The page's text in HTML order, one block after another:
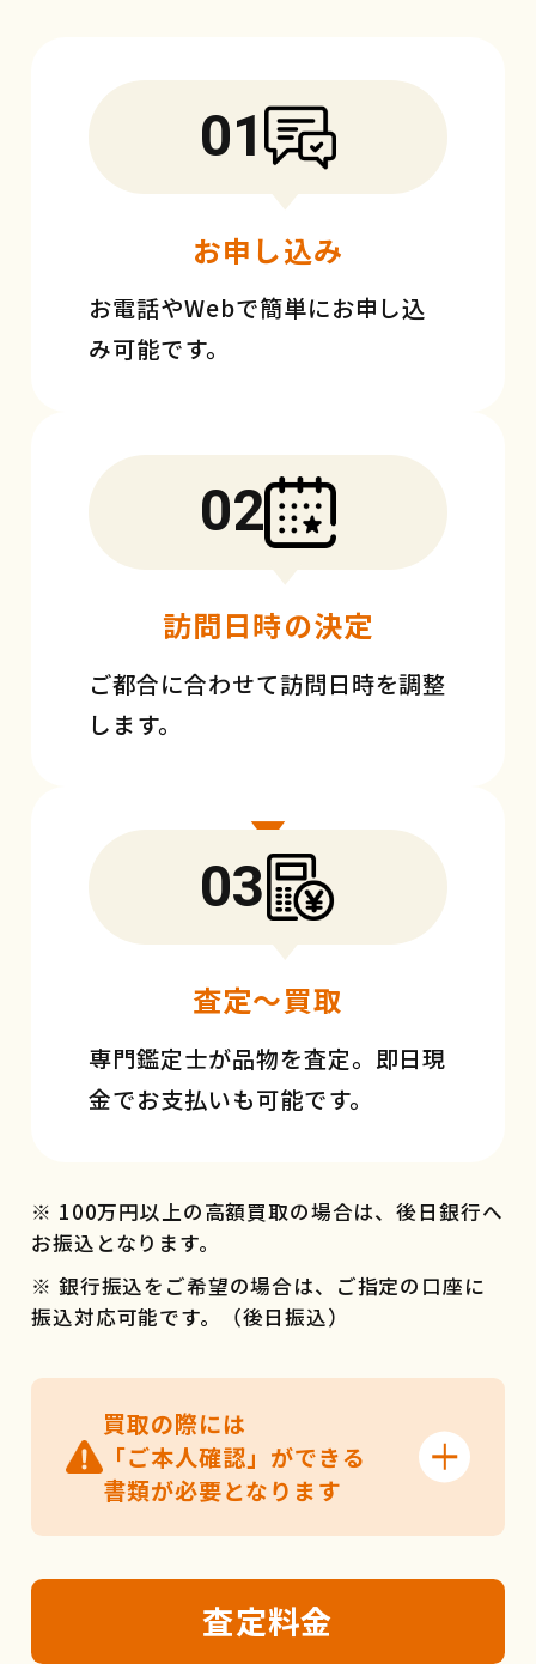
01
お申し込み
お電話やWebで簡単にお申し込
み可能です。
02
訪問日時の決定
ご都合に合わせて訪問日時を調整
します。
03
査定〜買取
専門鑑定士が品物を査定。即日現
金でお支払いも可能です。
※ 100万円以上の高額買取の場合は、後日銀行へ
お振込となります。
※ 銀行振込をご希望の場合は、ご指定の口座に
振込対応可能です。（後日振込）
買取の際には
「ご本人確認」ができる
書類が必要となります
査定料金